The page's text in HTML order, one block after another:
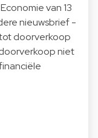
van 13
nieuwsbrief -
doorverkoop
niet